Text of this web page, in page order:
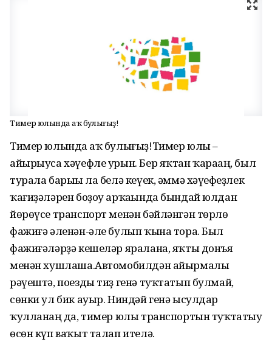
Тимер юлында һаҡ булығыҙ!
Тимер юлында һаҡ булығыҙ!Тимер юлы –
айырыуса хәүефле урын. Бер яҡтан ҡараһаң, был
турала барыһы ла белә кеүек, әммә хәүефһеҙлек
ҡағиҙәләрен боҙоу арҡаһында бындай юлдан
йөрөүсе транспорт менән бәйләнгән төрлө
фажиғә әленән-әле булып ҡына тора. Был
фажиғәләрҙә кешеләр яралана, яҡты донъя
менән хушлаша.Автомобилдән айырмалы
рәүештә, поезды тиҙ генә туҡтатып булмай,
сөнки ул бик ауыр. Ниндәй генә ысулдар
ҡулланһаң да, тимер юлы транспортын туҡтатыу
өсөн күп ваҡыт талап ителә.